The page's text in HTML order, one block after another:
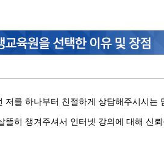
저를 하나부터 친절하게 상담해주시시는
뜰히 챙겨주셔서 인터넷 강의에 대해 신